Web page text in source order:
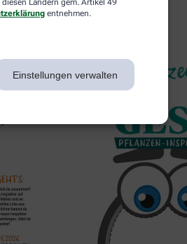
Ländern gem. Artikel 49
entnehmen.
Einstellungen verwalten